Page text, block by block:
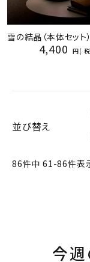
雪の結晶（本体セット）
4,400
並び替え
86件中 61-86件表
今